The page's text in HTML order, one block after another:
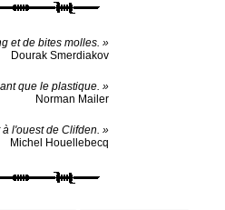
et de bites molles. »
Dourak Smerdiakov
que le plastique. »
Norman Mailer
l'ouest de Clifden. »
Michel Houellebecq